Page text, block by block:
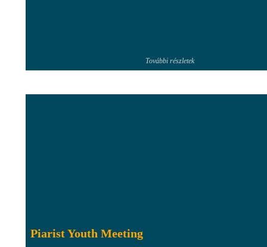
További részletek
Piarist Youth Meeting